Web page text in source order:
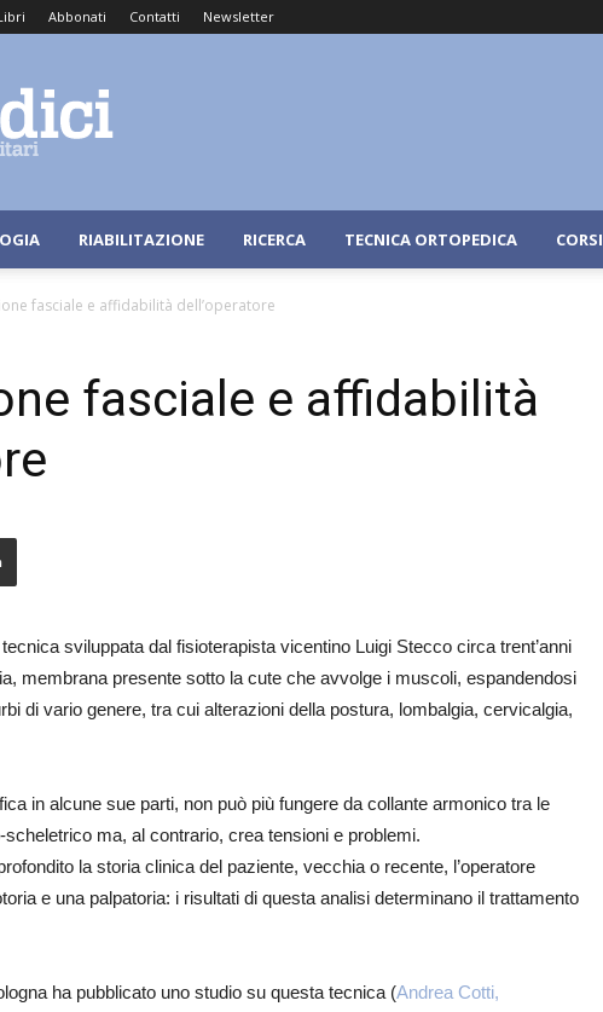
Abbonati Contatti Newsletter
RIABILITAZIONE RICERCA TECNICA ORTOPEDICA CORSI
fasciale e affidabilità dell’operatore
fasciale e affidabilità
sviluppata dal fisioterapista vicentino Luigi Stecco circa trent’anni
membrana presente sotto la cute che avvolge i muscoli, espandendosi
di vario genere, tra cui alterazioni della postura, lombalgia, cervicalgia,
in alcune sue parti, non può più fungere da collante armonico tra le
scheletrico ma, al contrario, crea tensioni e problemi.
la storia clinica del paziente, vecchia o recente, l’operatore
e una palpatoria: i risultati di questa analisi determinano il trattamento
ha pubblicato uno studio su questa tecnica (Andrea Cotti,